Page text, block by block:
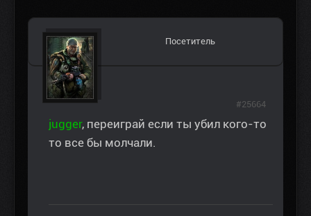
Посетитель
jugger, переиграй если ты убил кого-то
то все бы молчали.
#25664